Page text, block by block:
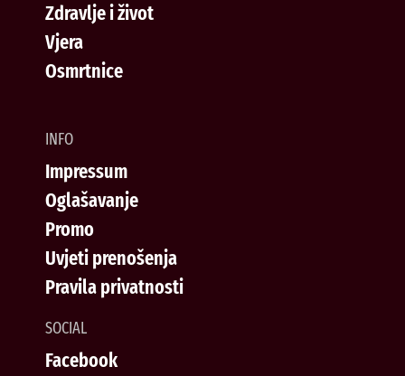
Zdravlje i život
Vjera
Osmrtnice
INFO
Impressum
Oglašavanje
Promo
Uvjeti prenošenja
Pravila privatnosti
SOCIAL
Facebook